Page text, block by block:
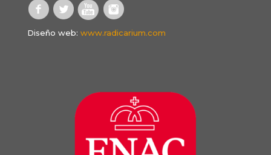
Diseño web: www.radicarium.com